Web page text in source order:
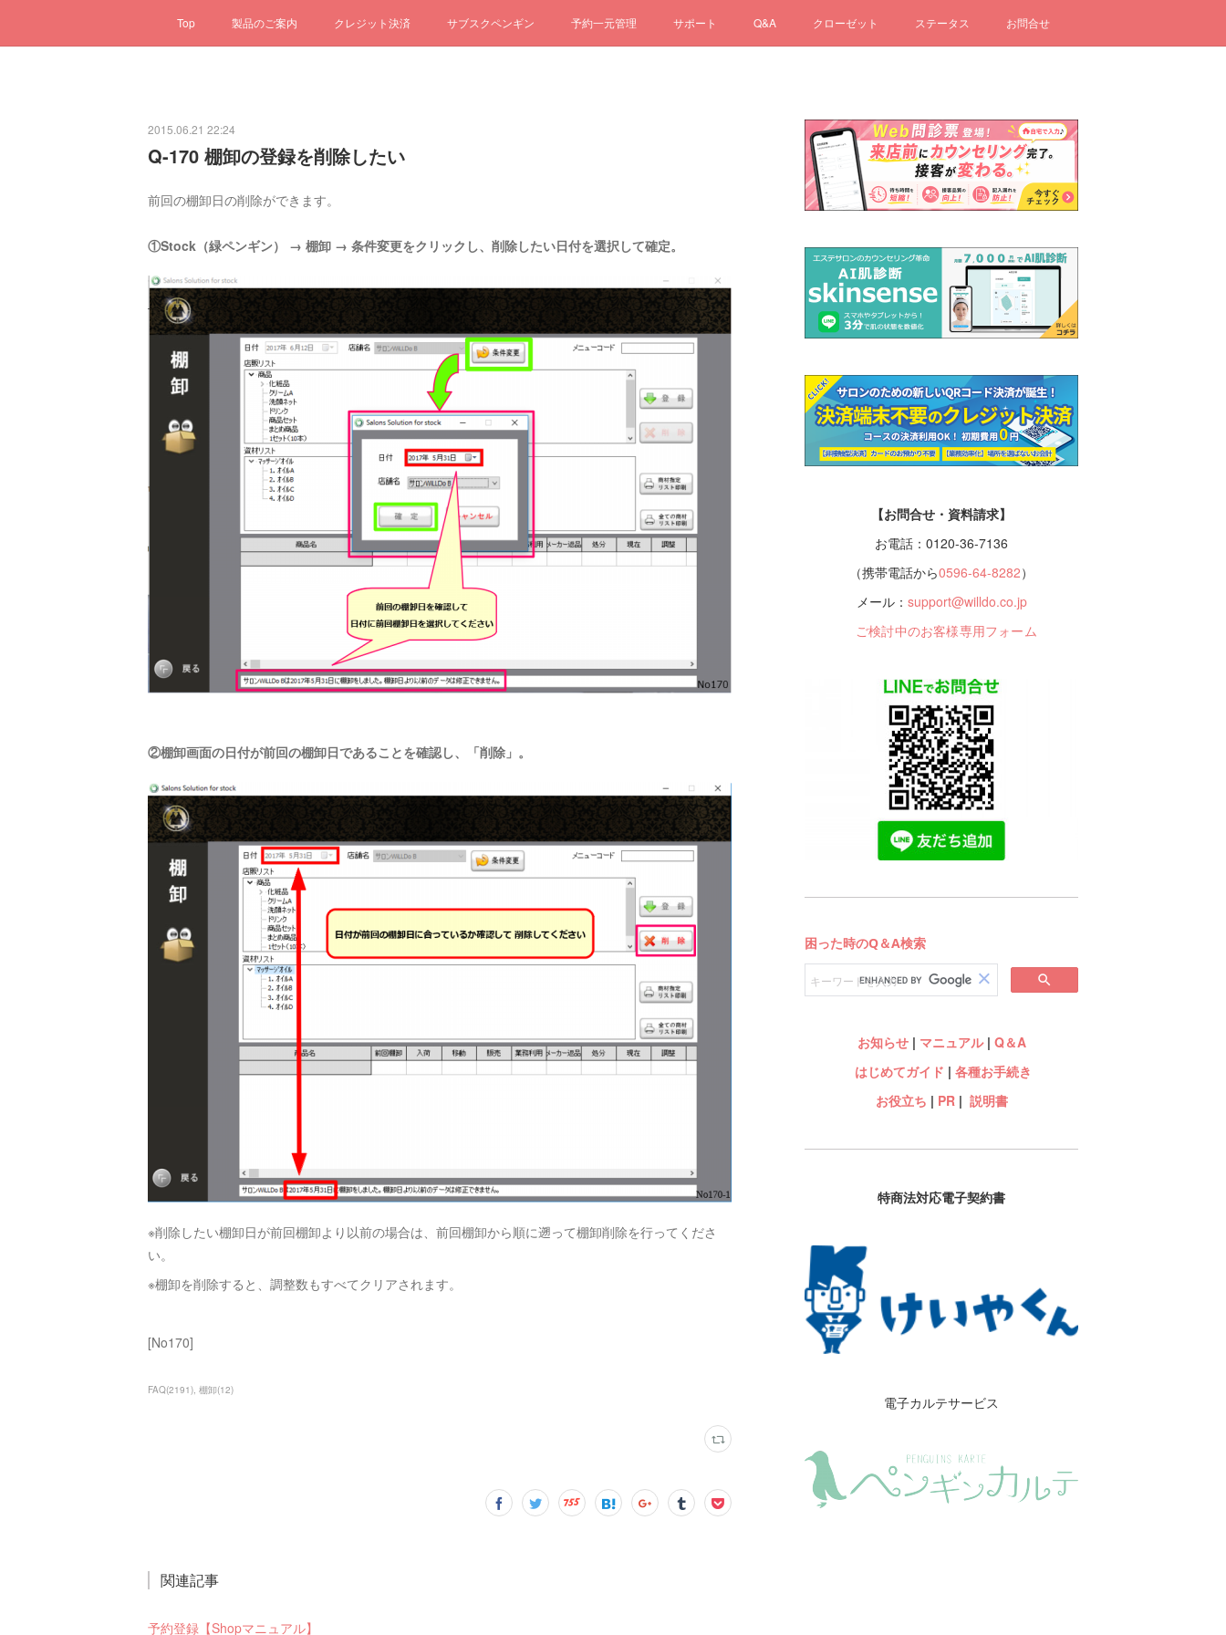
Top 製品のご案内 クレジット決済 サブスクペンギン 予約一元管理 サポート Q&A クローゼット ステータス お問合せ
2015.06.21 22:24
Q-170 棚卸の登録を削除したい
前回の棚卸日の削除ができます。
①Stock（緑ペンギン） → 棚卸 → 条件変更をクリックし、削除したい日付を選択して確定。
②棚卸画面の日付が前回の棚卸日であることを確認し、「削除」。
※削除したい棚卸日が前回棚卸より以前の場合は、前回棚卸から順に遡って棚卸削除を行ってくださ
い。
※棚卸を削除すると、調整数もすべてクリアされます。
[No170]
FAQ(2191) 棚卸(12)
関連記事
予約登録【Shopマニュアル】
【お問合せ・資料請求】
お電話：0120-36-7136
（携帯電話から0596-64-8282）
メール： support@willdo.co.jp
ご検討中のお客様専用フォーム
お知らせ| マニュアル| Q＆A
はじめてガイド | 各種お手続き
お役立ち | PR| 説明書
特商法対応電子契約書
電子カルテサービス